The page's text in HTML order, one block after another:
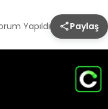
Yapıldı Paylaş